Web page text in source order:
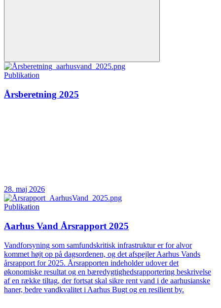
Publikation
Årsberetning 2025
28. maj 2026
Publikation
Aarhus Vand Årsrapport 2025
Vandforsyning som samfundskritisk infrastruktur er for alvor
kommet højt op på dagsordenen, og det afspejler Aarhus Vands
årsrapport for 2025. Årsrapporten indeholder udover det
økonomiske resultat og en bæredygtighedsrapportering beskrivelse
af en række tiltag, der fortsat skal sikre rent vand i de aarhusianske
haner, bedre vandkvalitet i Aarhus Bugt og en resilient by.